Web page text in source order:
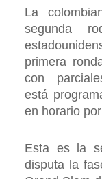
La
segunda
primera
con
está
en horario
Esta es la
disputa la